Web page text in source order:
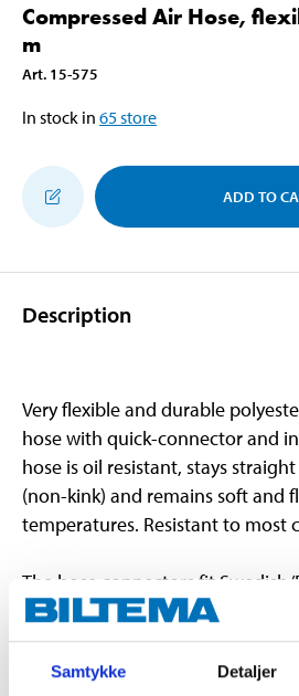
Samtykke Detaljer
Compressed Air Hose,
m
Art. 15-575
In stock in 65store
ADD TO
Description
Very flexible and durable
hose with quick-connector and
hose is oil resistant, stays
(non-kink) and remains soft and
temperatures. Resistant to most
The hose connectors fit
nipples and Norwegian Hansen